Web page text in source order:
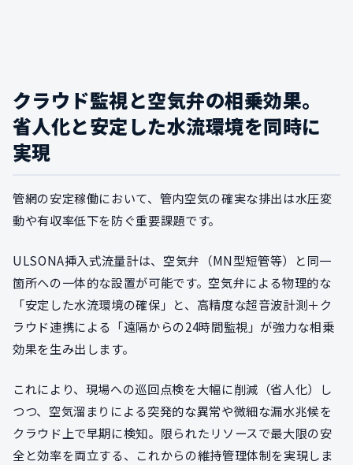
クラウド監視と空気弁の相乗効果。
省人化と安定した水流環境を同時に
実現
管網の安定稼働において、管内空気の確実な排出は水圧変
動や有収率低下を防ぐ重要課題です。
ULSONA挿入式流量計は、空気弁（MN型短管等）と同一
箇所への一体的な設置が可能です。空気弁による物理的な
「安定した水流環境の確保」と、高精度な超音波計測＋ク
ラウド連携による「遠隔からの24時間監視」が強力な相乗
効果を生み出します。
これにより、現場への巡回点検を大幅に削減（省人化）し
つつ、空気溜まりによる突発的な異常や微細な漏水兆候を
クラウド上で早期に検知。限られたリソースで最大限の安
全と効率を両立する、これからの維持管理体制を実現しま